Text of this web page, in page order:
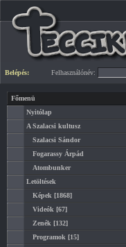
Belépés: Felhasználónév:
Főmenü
Nyitólap
A Szalacsi kultusz
Szalacsi Sándor
Fogarassy Árpád
Atombunker
Letöltések
Képek [1868]
Videók [67]
Zenék [132]
Programok [15]